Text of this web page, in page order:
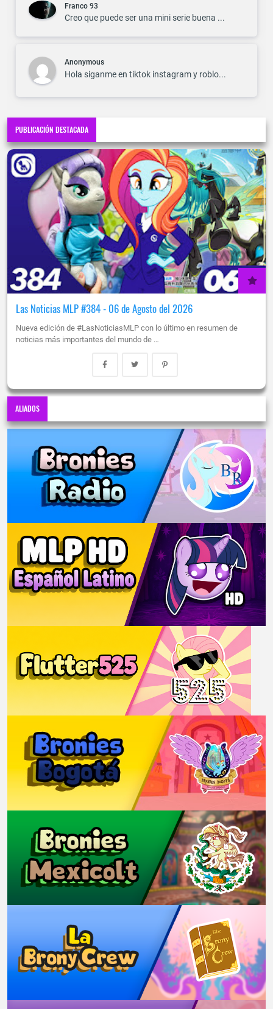
Franco 93
Creo que puede ser una mini serie buena ...
Anonymous
Hola siganme en tiktok instagram y roblo...
PUBLICACIÓN DESTACADA
Las Noticias MLP #384 - 06 de Agosto del 2026
Nueva edición de #LasNoticiasMLP con lo último en resumen de
noticias más importantes del mundo de …
ALIADOS